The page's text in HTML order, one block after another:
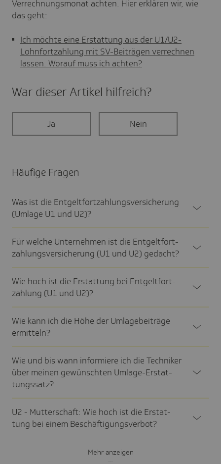
Verrechnungsmonat achten. Hier erklären wir, wie
das geht:
Ich möchte eine Erstattung aus der U1/U2-
Lohnfortzahlung mit SV-Beiträgen verrechnen
lassen. Worauf muss ich achten?
War dieser Artikel hilf­reich?
Ja Nein
Häufige Fragen
Was ist die Entgelt­fort­zah­lungs­ver­si­che­rung
(Umlage U1 und U2)?
Für welche Unter­nehmen ist die Entgelt­fort­
zah­lungs­ver­si­che­rung (U1 und U2) gedacht?
Wie hoch ist die Erstat­tung bei Entgelt­fort­
zah­lung (U1 und U2)?
Wie kann ich die Höhe der Umla­ge­bei­träge
ermit­teln?
Wie und bis wann infor­miere ich die Tech­niker
über meinen gewünschten Umlage-Erstat­
tungs­satz?
U2 - Mutter­schaft: Wie hoch ist die Erstat­
tung bei einem Beschäf­ti­gungs­ver­bot?
Mehr anzeigen